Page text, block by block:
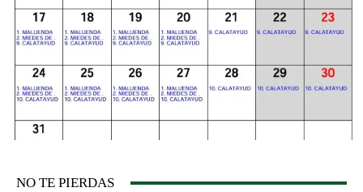
NO TE PIERDAS